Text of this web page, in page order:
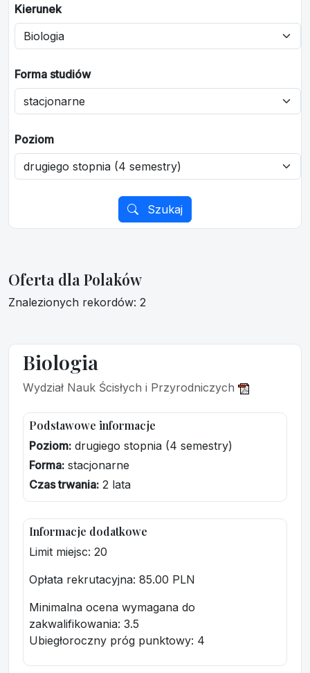
Kierunek
Forma studiów
Poziom
Szukaj
Oferta dla Polaków
Znalezionych rekordów: 2
Biologia
Wydział Nauk Ścisłych i Przyrodniczych
Podstawowe informacje
Poziom: drugiego stopnia (4 semestry)
Forma: stacjonarne
Czas trwania: 2 lata
Informacje dodatkowe
Limit miejsc: 20
Opłata rekrutacyjna: 85.00 PLN
Minimalna ocena wymagana do
zakwalifikowania: 3.5
Ubiegłoroczny próg punktowy: 4